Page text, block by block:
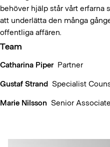
Team
Catharina Piper Partner
Gustaf Strand Specialist
Marie Nilsson Senior Associate
behöver hjälp står vårt
att underlätta den många
offentliga affären.